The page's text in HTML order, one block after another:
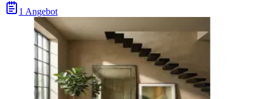
1 Angebot